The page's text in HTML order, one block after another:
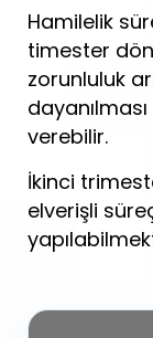
Hamilelik
timester
zorunluluk
verebilir.
İkinci
elverişli